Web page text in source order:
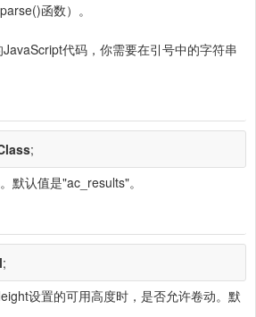
函数）。
代码，你需要在引号中的字符串
;
默认值是"ac_results"。
;
设置的可用高度时，是否允许卷动。默